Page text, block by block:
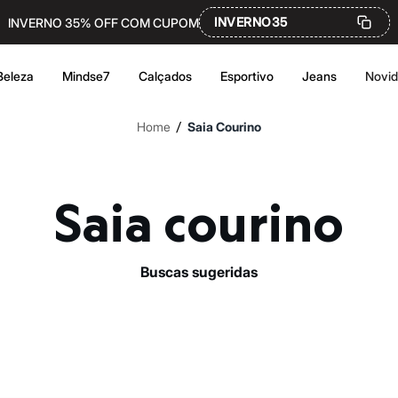
INVERNO 35% OFF COM CUPOM INVERNO35
Mindse7 Calçados Esportivo Jeans
Home / Saia Courino
Saia courino
buscas sugeridas